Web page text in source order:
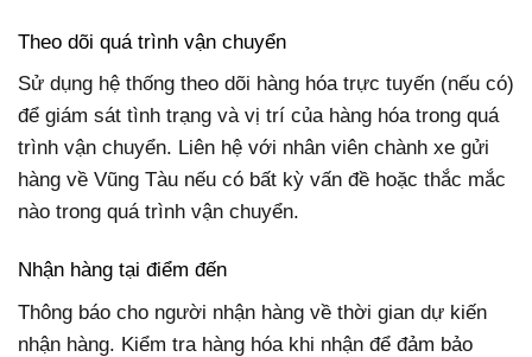
Theo dõi quá trình vận chuyển
Sử dụng hệ thống theo dõi hàng hóa trực tuyến (nếu có)
để giám sát tình trạng và vị trí của hàng hóa trong quá
trình vận chuyển. Liên hệ với nhân viên chành xe gửi
hàng về Vũng Tàu nếu có bất kỳ vấn đề hoặc thắc mắc
nào trong quá trình vận chuyển.
Nhận hàng tại điểm đến
Thông báo cho người nhận hàng về thời gian dự kiến
nhận hàng. Kiểm tra hàng hóa khi nhận để đảm bảo